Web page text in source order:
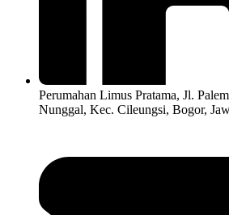
Perumahan Limus Pratama, Jl.
Nunggal, Kec. Cileungsi, Bogor,